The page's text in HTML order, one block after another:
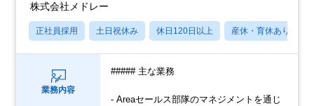
株式会社メドレー
正社員採用 土日祝休み 休日120日以上 産休・育休あり
業務内容
##### 主な業務
- Areaセールス部隊のマネジメントを通じ